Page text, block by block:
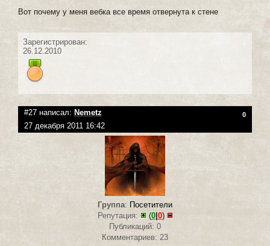
Вот почему у меня вебка все время отвернута к стене
Зарегистрирован:
26.12.2010
#27 написал: Nemetz 0
27 декабря 2011 16:42
Группа: Посетители
Репутация:
(0|0)
Публикаций: 0
Комментариев: 23